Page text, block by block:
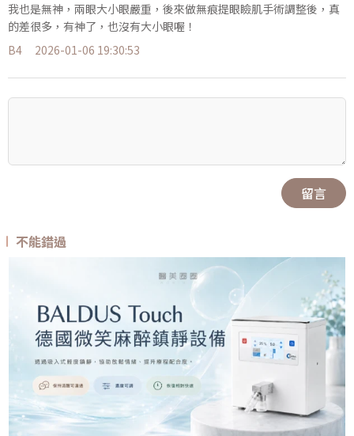
我也是無神，兩眼大小眼嚴重，後來做無痕提眼瞼肌手術調整後，真
的差很多，有神了，也沒有大小眼喔！
B4
2026-01-06 19:30:53
留言
不能錯過